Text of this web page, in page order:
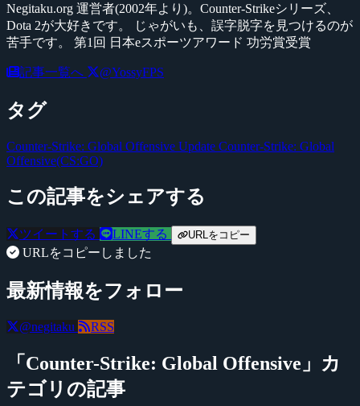
Negitaku.org 運営者(2002年より)。Counter-Strikeシリーズ、
Dota 2が大好きです。 じゃがいも、誤字脱字を見つけるのが
苦手です。 第1回 日本eスポーツアワード 功労賞受賞
記事一覧へ @YossyFPS
タグ
Counter-Strike: Global Offensive Update Counter-Strike: Global
Offensive(CS:GO)
この記事をシェアする
ツイートする LINEする URLをコピー
URLをコピーしました
最新情報をフォロー
@negitaku RSS
「Counter-Strike: Global Offensive」カ
テゴリの記事